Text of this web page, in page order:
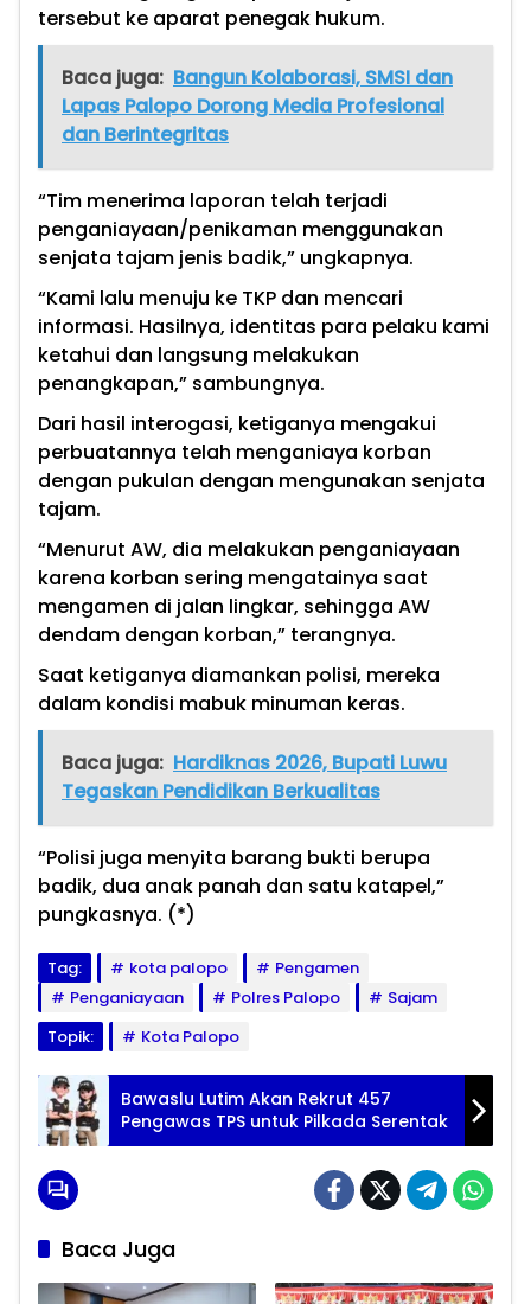
tersebut ke aparat penegak hukum.
Baca juga: Bangun Kolaborasi, SMSI dan
Lapas Palopo Dorong Media Profesional
dan Berintegritas
“Tim menerima laporan telah terjadi
penganiayaan/penikaman menggunakan
senjata tajam jenis badik,” ungkapnya.
“Kami lalu menuju ke TKP dan mencari
informasi. Hasilnya, identitas para pelaku kami
ketahui dan langsung melakukan
penangkapan,” sambungnya.
Dari hasil interogasi, ketiganya mengakui
perbuatannya telah menganiaya korban
dengan pukulan dengan mengunakan senjata
tajam.
“Menurut AW, dia melakukan penganiayaan
karena korban sering mengatainya saat
mengamen di jalan lingkar, sehingga AW
dendam dengan korban,” terangnya.
Saat ketiganya diamankan polisi, mereka
dalam kondisi mabuk minuman keras.
Baca juga: Hardiknas 2026, Bupati Luwu
Tegaskan Pendidikan Berkualitas
“Polisi juga menyita barang bukti berupa
badik, dua anak panah dan satu katapel,”
pungkasnya. (*)
Tag: kota palopo
Pengamen
Penganiayaan
Polres Palopo
Sajam
Topik:
Kota Palopo
Bawaslu Lutim Akan Rekrut 457
Pengawas TPS untuk Pilkada Serentak
Baca Juga